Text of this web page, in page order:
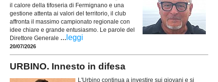
il calore della tifoseria di Fermignano e una
gestione attenta ai valori del territorio, il club
affronta il massimo campionato regionale con
idee chiare e grande entusiasmo. Le parole del
Direttore Generale ... leggi
20/07/2026
URBINO. Innesto in difesa
L'Urbino continua a investire sui giovani e si